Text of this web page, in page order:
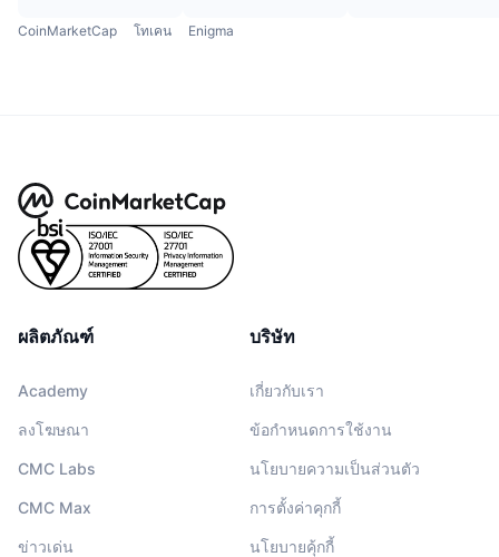
CoinMarketCap โทเคน Enigma
ผลิตภัณฑ์
Academy
ลงโฆษณา
CMC Labs
CMC Max
ข่าวเด่น
บริษัท
เกี่ยวกับเรา
ข้อกำหนดการใช้งาน
นโยบายความเป็นส่วนตัว
การตั้งค่าคุกกี้
นโยบายคุ้กกี้